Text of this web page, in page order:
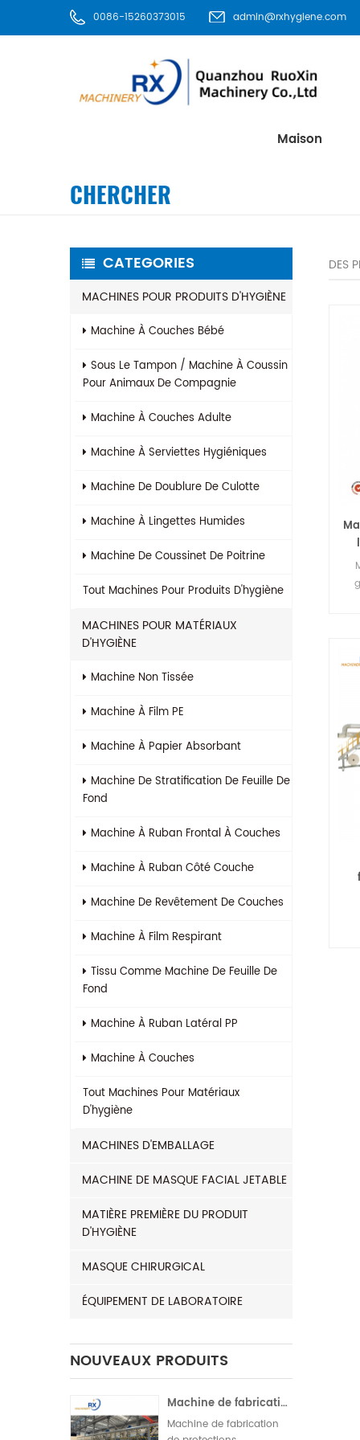
0086-15260373015 admin@rxhygiene.com
Maison
CHERCHER
CATEGORIES
MACHINES POUR PRODUITS D'HYGIÈNE
Machine À Couches Bébé
Sous Le Tampon / Machine À Coussin
Pour Animaux De Compagnie
Machine À Couches Adulte
Machine À Serviettes Hygiéniques
Machine De Doublure De Culotte
Machine À Lingettes Humides
Machine De Coussinet De Poitrine
Tout Machines Pour Produits D'hygiène
MACHINES POUR MATÉRIAUX
D'HYGIÈNE
Machine Non Tissée
Machine À Film PE
Machine À Papier Absorbant
Machine De Stratification De Feuille De
Fond
Machine À Ruban Frontal À Couches
Machine À Ruban Côté Couche
Machine De Revêtement De Couches
Machine À Film Respirant
Tissu Comme Machine De Feuille De
Fond
Machine À Ruban Latéral PP
Machine À Couches
Tout Machines Pour Matériaux
D'hygiène
MACHINES D'EMBALLAGE
MACHINE DE MASQUE FACIAL JETABLE
MATIÈRE PREMIÈRE DU PRODUIT
D'HYGIÈNE
MASQUE CHIRURGICAL
ÉQUIPEMENT DE LABORATOIRE
NOUVEAUX PRODUITS
Machine de fabrication de serviettes hygiéniques entièrement servo-motorisée pour l'Inde | Fonctionnement automatique
Machine de fabrication
DES